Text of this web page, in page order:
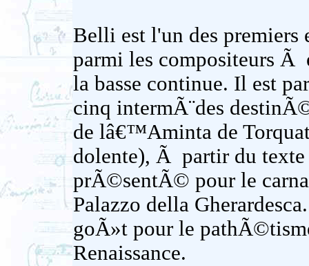
Belli est l'un des premiers
parmi les compositeurs Ã
la basse continue. Il est
cinq intermÃ¨des
de lâ€™Aminta de
dolente), Ã partir du
prÃ©sentÃ© pour le
Palazzo della
goÃ»t pour le
Renaissance.